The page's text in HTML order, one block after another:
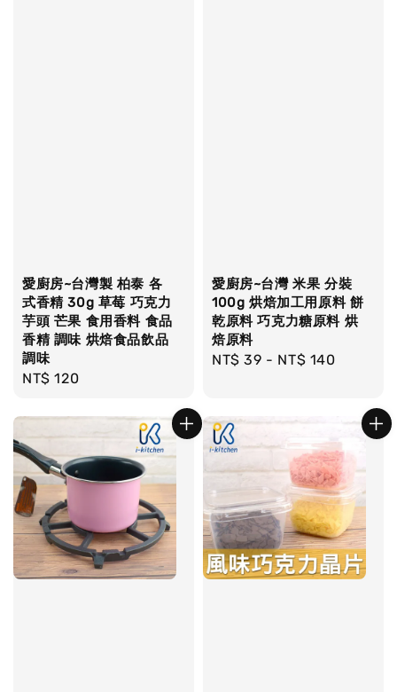
愛廚房~台灣製 柏泰 各
式香精 30g 草莓 巧克力
芋頭 芒果 食用香料 食品
香精 調味 烘焙食品飲品
調味
Regular
NT$ 120
愛廚房~台灣 米果 分裝
100g 烘焙加工用原料 餅
乾原料 巧克力糖原料 烘
焙原料
Regular
NT$ 39 - NT$ 140